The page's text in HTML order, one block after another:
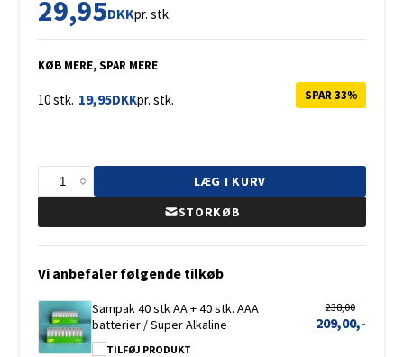
29,95DKKpr. stk.
KØB MERE, SPAR MERE
10 stk. 19,95DKKpr. stk. SPAR 33%
LÆG I KURV
STORKØB
Vi anbefaler følgende tilkøb
Sampak 40 stk AA + 40 stk. AAA
batterier / Super Alkaline
TILFØJ PRODUKT
238,00
209,00,-